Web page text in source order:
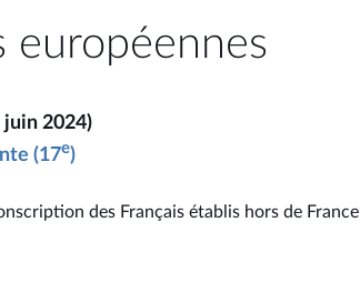
européennes
juin 2024)
(17e)
des Français établis hors de France